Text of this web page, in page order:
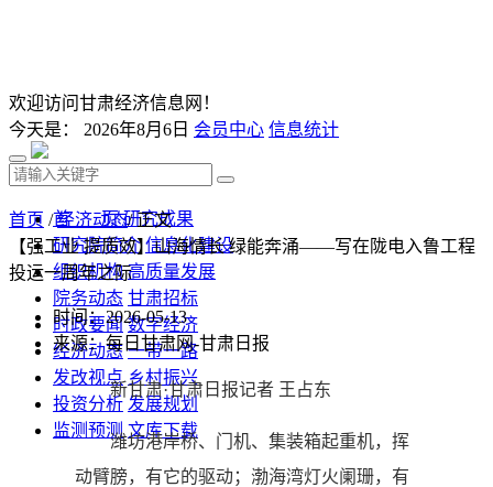
欢迎访问甘肃经济信息网！
今天是： 2026年8月6日 会员中心 信息统计
首 页 研究成果
研究院简介 信息化建设
组织机构 高质量发展
院务动态 甘肃招标
时政要闻 数字经济
经济动态 一带一路
发改视点 乡村振兴
投资分析 发展规划
监测预测 文库下载
首页 /经济动态/ 正文
【强工业 提质效】山海情长 绿能奔涌——写在陇电入鲁工程
投运一周年之际
时间：2026-05-13
来源：每日甘肃网-甘肃日报
新甘肃·甘肃日报记者 王占东
潍坊港岸桥、门机、集装箱起重机，挥
动臂膀，有它的驱动；渤海湾灯火阑珊，有